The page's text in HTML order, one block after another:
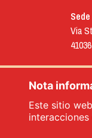
Via
Via
Nota
Este sitio